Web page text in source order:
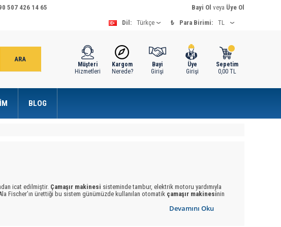
507 426 14 65 Bayi Ol veya Üye Ol
Dil:
₺ Para Birimi:
Sepetim
0,00TL
Üye
Girişi
Bayi
Girişi
Kargom
Nerede?
Müşteri
Hizmetleri
BLOG
Devamını Oku
icat edilmiştir. Çamaşır makinesi sisteminde tambur, elektrik motoru yardımıyla
Fischer’ın ürettiği bu sistem günümüzde kullanılan otomatik çamaşır makinesinin
nin varoluşu ile şimdi günümüzde ev